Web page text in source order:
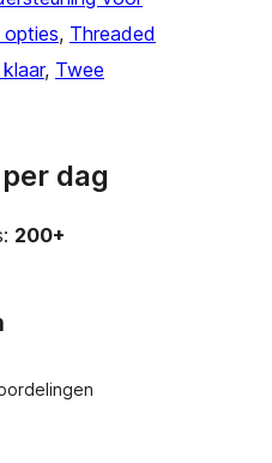
opties, Threaded
, Twee
dag
200+